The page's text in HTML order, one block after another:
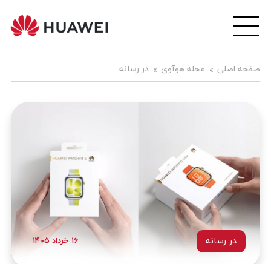
صفحه اصلی مجله هوآوی در رسانه
۱۶ خرداد ۱۴۰۵ در رسانه